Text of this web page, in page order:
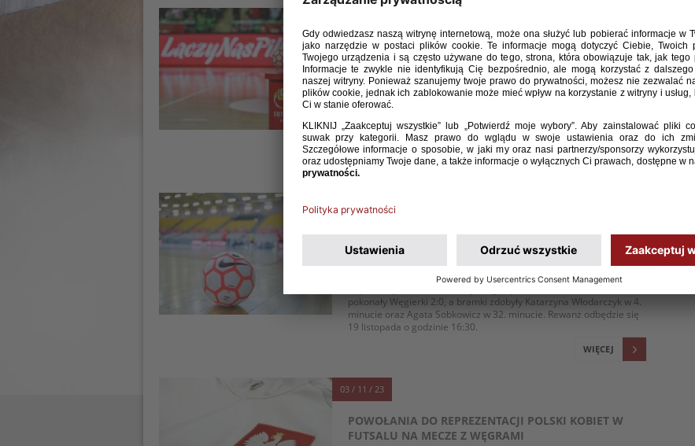
REPREZENTACJA POLSKI KOBIET W FUTSALU
PONOWNIE POKONAŁA WĘGRY
Reprezentacja Polski kobiet w futsalu ponownie odniosła zwycięstwo
z Węgrami. W drugim meczu biało-czerwone zwyciężyły 1:0,
Polki wygrały 2:0 po trafieniach Katarzyny Włodarczyk i Agaty
Sobkowicz.
WIĘCEJ
18 / 11 / 23
REPREZENTACJA POLSKI KOBIET W FUTSALU
POKONAŁA WĘGRY
Trwa zgrupowanie reprezentacji Polski kobiet w futsalu.
W pierwszym meczu towarzyskiego spotkania biało-czerwone
pokonały Węgierki 2:0, a bramki zdobyły Katarzyna Włodarczyk w 4.
minucie oraz Agata Sobkowicz w 32. minucie. Rewanż odbędzie się
19 listopada o godzinie 16:30.
WIĘCEJ
03 / 11 / 23
POWOŁANIA DO REPREZENTACJI POLSKI KOBIET W
FUTSALU NA MECZE Z WĘGRAMI